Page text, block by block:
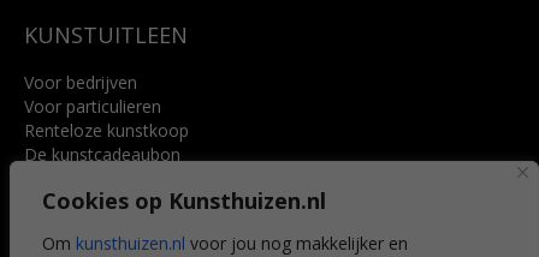
Cookies op Kunsthuizen.nl
Om kunsthuizen.nl voor jou nog makkelijker en
KUNSTUITLEEN
Voor bedrijven
Voor particulieren
Renteloze kunstkoop
De kunstcadeaubon
Voordelen
Veelgestelde vragen